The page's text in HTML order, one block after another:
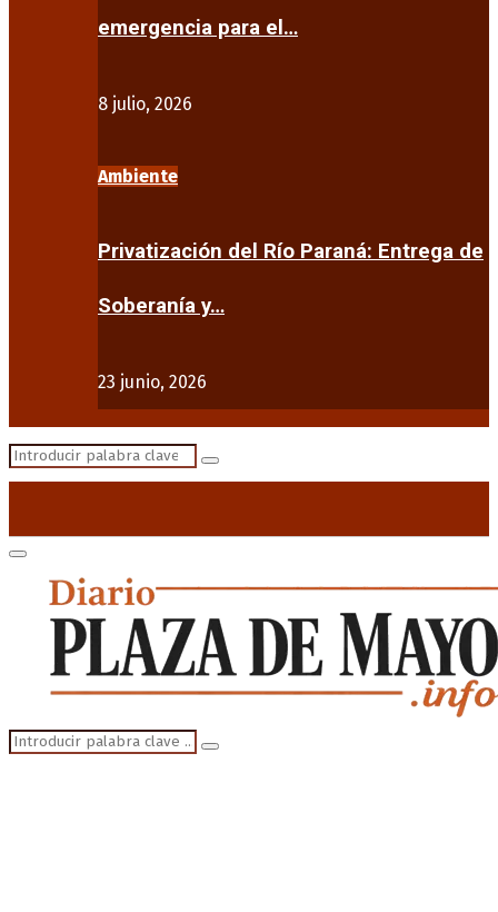
emergencia para el…
8 julio, 2026
Ambiente
Privatización del Río Paraná: Entrega de
Soberanía y…
23 junio, 2026
Search
Search
Primary
Menu
Search
for:
Search